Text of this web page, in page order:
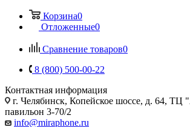
Корзина0
Отложенные0
Сравнение товаров0
8 (800) 500-00-22
Контактная информация
г. Челябинск, Копейское шоссе, д. 64, ТЦ
павильон 3-70/2
info@miraphone.ru